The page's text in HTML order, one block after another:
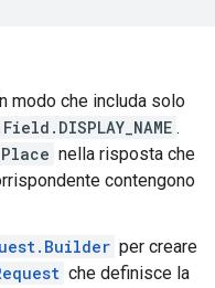
modo che includa solo
.
Place nella risposta che
contengono
per creare
che definisce la